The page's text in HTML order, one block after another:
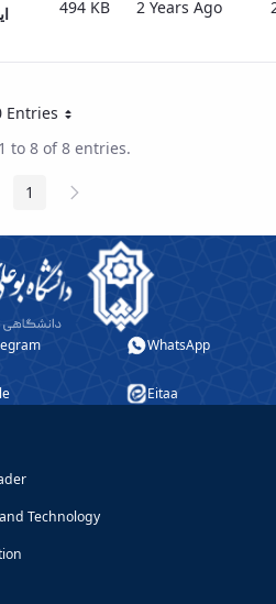
494 KB 2 Years Ago
Entries
Per Page
to 8 of 8 entries.
Page
1 Next
Page
WhatsApp
Eitaa
Technology